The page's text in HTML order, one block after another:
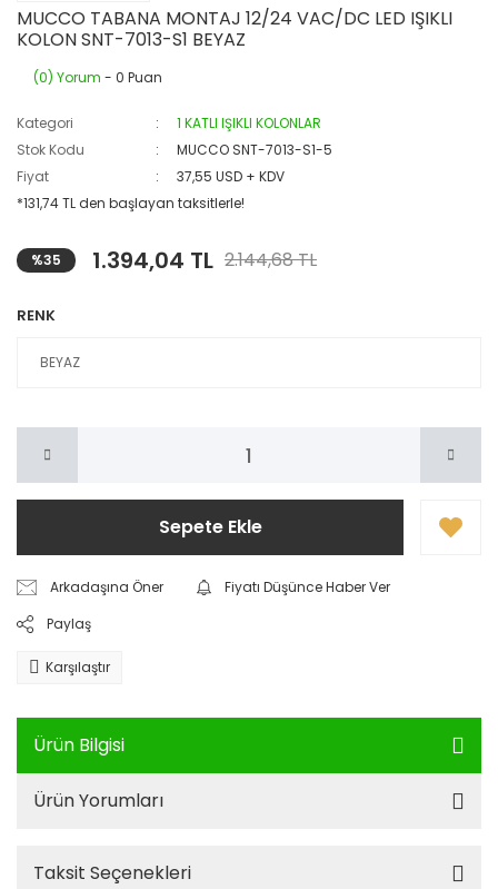
MUCCO TABANA MONTAJ 12/24 VAC/DC LED IŞIKLI
KOLON SNT-7013-S1 BEYAZ
(0) Yorum - 0 Puan
Kategori
1 KATLI IŞIKLI KOLONLAR
Stok Kodu
MUCCO SNT-7013-S1-5
Fiyat
37,55 USD + KDV
*131,74 TL den başlayan taksitlerle!
%35 1.394,04 TL 2.144,68 TL
RENK
Sepete Ekle
Arkadaşına Öner
Fiyatı Düşünce Haber Ver
Paylaş
Karşılaştır
Ürün Bilgisi
Ürün Yorumları
Taksit Seçenekleri